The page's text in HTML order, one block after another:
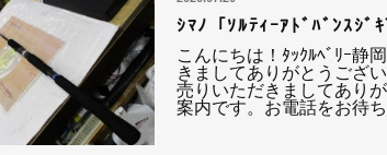
ｼﾏﾉ「ｿﾙﾃｨｰｱﾄﾞﾊﾞﾝｽｼ
こんにちは！ﾀｯｸﾙﾍﾞﾘｰ静
きましてありがとうござ
売りいただきましてあり
案内です。お電話をお待